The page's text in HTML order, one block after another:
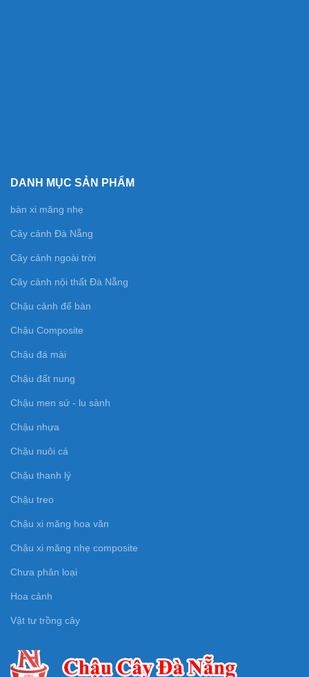
DANH MỤC SẢN PHẨM
bàn xi măng nhẹ
Cây cảnh Đà Nẵng
Cây cảnh ngoài trời
Cây cảnh nội thất Đà Nẵng
Chậu cảnh để bàn
Chậu Composite
Chậu đá mài
Chậu đất nung
Chậu men sứ - lu sành
Chậu nhựa
Chậu nuôi cá
Chậu thanh lý
Chậu treo
Chậu xi măng hoa văn
Chậu xi măng nhẹ composite
Chưa phân loại
Hoa cảnh
Vật tư trồng cây